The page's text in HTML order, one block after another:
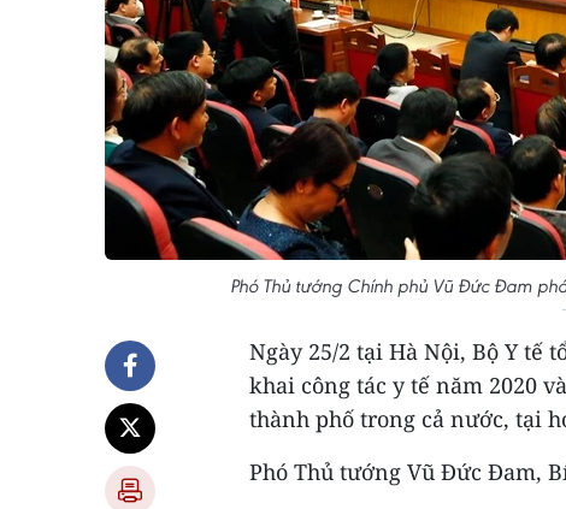
Phó Thủ tướng Chính phủ Vũ Đức Đam
Ngày 25/2 tại Hà Nội, Bộ Y tế
khai công tác y tế năm 2020
thành phố trong cả nước, tại
Phó Thủ tướng Vũ Đức Đam,